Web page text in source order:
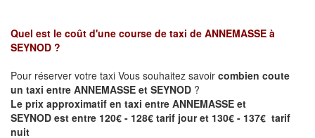
Quel est le coût d'une course de taxi de ANNEMASSE à
SEYNOD ?
Pour réserver votre taxi Vous souhaitez savoir combien coute
un taxi entre ANNEMASSE et SEYNOD ?
Le prix approximatif en taxi entre ANNEMASSE et
SEYNOD est entre 120€ - 128€ tarif jour et 130€ - 137€ tarif
nuit